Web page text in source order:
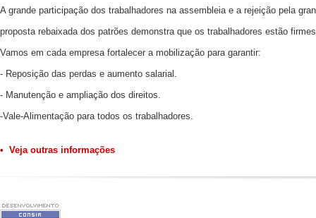
A grande participação dos trabalhadores na assembleia e a rejeição pela
proposta rebaixada dos patrões demonstra que os trabalhadores estão
Vamos em cada empresa fortalecer a mobilização para garantir:
- Reposição das perdas e aumento salarial.
- Manutenção e ampliação dos direitos.
-Vale-Alimentação para todos os trabalhadores.
• Veja outras informações